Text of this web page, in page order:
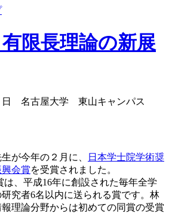
限長理論の新展
日 名古屋大学 東山キャンパス
が今年の２月に、
日本学士院学術奨
会賞を受賞されました。
、 平成16年に創設された毎年全学
究者6名以内に送られる賞です。林
理論分野からは初めての同賞の受賞